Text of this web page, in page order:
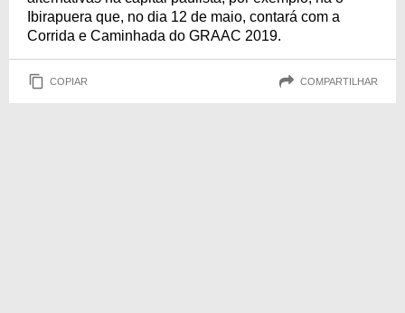
Ibirapuera que, no dia 12 de maio, contará com a
Corrida e Caminhada do GRAAC 2019.
COPIAR COMPARTILHAR